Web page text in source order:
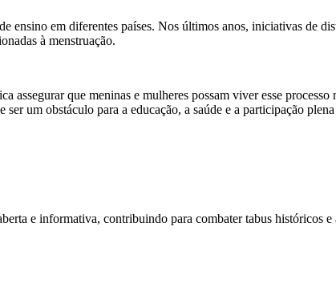
ensino em diferentes países. Nos últimos anos, iniciativas de
à menstruação.
assegurar que meninas e mulheres possam viver esse
um obstáculo para a educação, a saúde e a participação
e informativa, contribuindo para combater tabus históricos